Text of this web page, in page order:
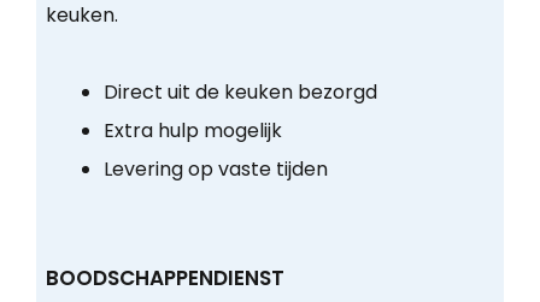
keuken.
Direct uit de keuken bezorgd
Extra hulp mogelijk
Levering op vaste tijden
BOODSCHAPPENDIENST